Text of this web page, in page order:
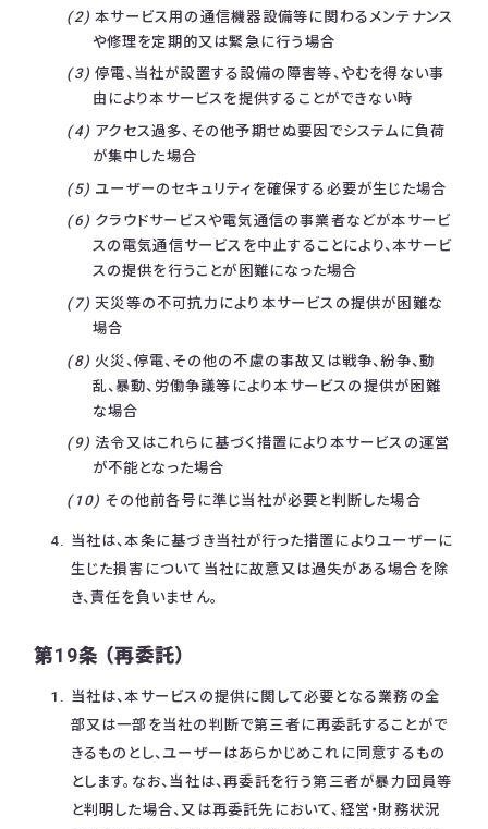
本サービス用の通信機器設備等に関わるメンテナンス
や修理を定期的又は緊急に行う場合
停電、当社が設置する設備の障害等、やむを得ない事
由により本サービスを提供することができない時
アクセス過多、その他予期せぬ要因でシステムに負荷
が集中した場合
ユーザーのセキュリティを確保する必要が生じた場合
クラウドサービスや電気通信の事業者などが本サービ
スの電気通信サービスを中止することにより、本サービ
スの提供を行うことが困難になった場合
天災等の不可抗力により本サービスの提供が困難な
場合
火災、停電、その他の不慮の事故又は戦争、紛争、動
乱、暴動、労働争議等により本サービスの提供が困難
な場合
法令又はこれらに基づく措置により本サービスの運営
が不能となった場合
その他前各号に準じ当社が必要と判断した場合
当社は、本条に基づき当社が行った措置によりユーザーに
生じた損害について当社に故意又は過失がある場合を除
き、責任を負いません。
第19条 （再委託）
当社は、本サービスの提供に関して必要となる業務の全
部又は一部を当社の判断で第三者に再委託することがで
きるものとし、ユーザーはあらかじめこれに同意するもの
とします。なお、当社は、再委託を行う第三者が暴力団員等
と判明した場合、又は再委託先において、経営・財務状況